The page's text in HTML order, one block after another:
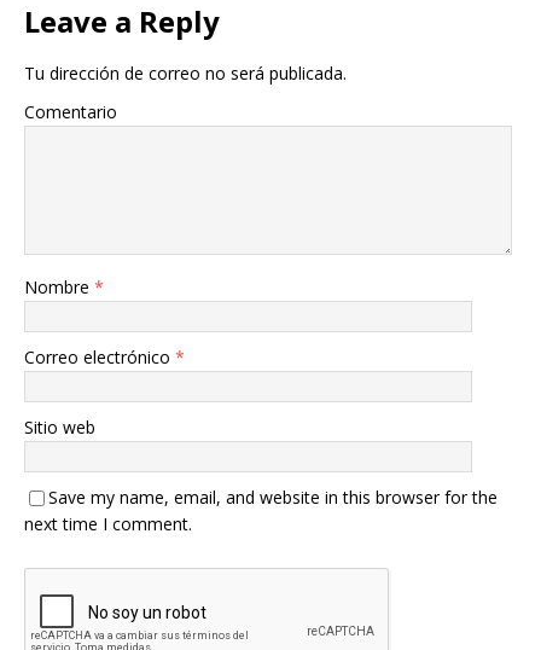
Leave a Reply
Tu dirección de correo no será publicada.
Comentario
Nombre *
Correo electrónico *
Sitio web
Save my name, email, and website in this browser for the
next time I comment.